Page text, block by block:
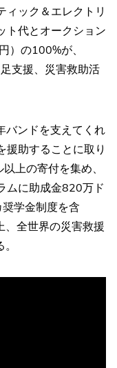
ィック＆エレクトリ
ト代とオークション
）の100%が、
支援、災害救助活
ンドを支えてくれ
援助することに取り
上の寄付を集め、
ムに助成金820万ド
学金制度を含
全世界の災害救援